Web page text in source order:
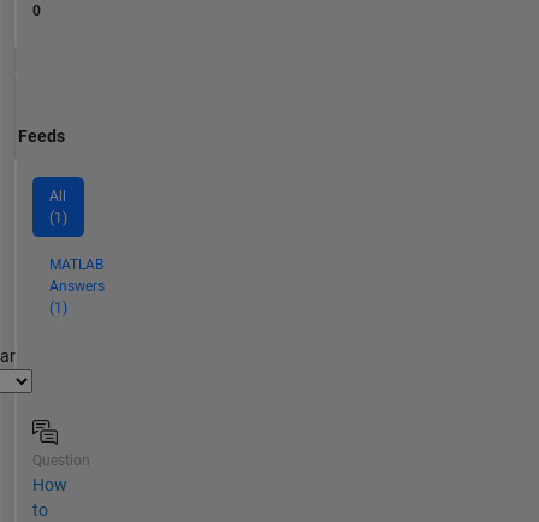
0
Feeds
All
(1)
MATLAB
Answers
(1)
Question
How
to